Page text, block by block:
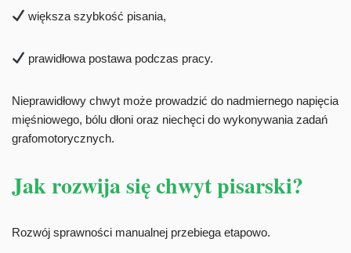
większa szybkość pisania,
prawidłowa postawa podczas pracy.
Nieprawidłowy chwyt może prowadzić do nadmiernego napięcia
mięśniowego, bólu dłoni oraz niechęci do wykonywania zadań
grafomotorycznych.
Jak rozwija się chwyt pisarski?
Rozwój sprawności manualnej przebiega etapowo.